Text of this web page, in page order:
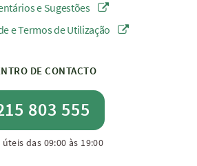
e Sugestões
e Termos de Utilização
DE CONTACTO
803 555
úteis das 09:00 às 19:00